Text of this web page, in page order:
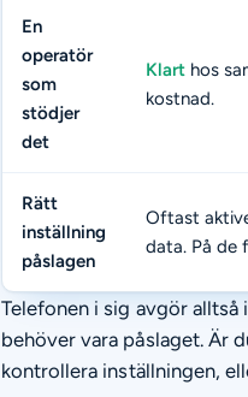
En
operatör
som
stödjer
det
Klart hos
kostnad.
Rätt
inställning
påslagen
Oftast
data. På de
Telefonen i sig avgör
behöver vara påslaget. Är
kontrollera inställningen,